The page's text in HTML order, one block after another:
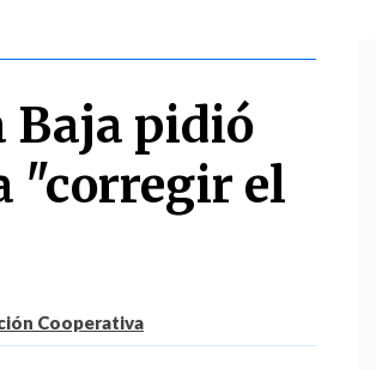
Baja pidió
"corregir el
Cooperativa